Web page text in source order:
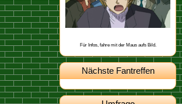
Schon gewusst, dass Heiji aus Osaka
stammt?
Für Infos, fahre mit der Maus aufs Bild.
Nächste Fantreffen